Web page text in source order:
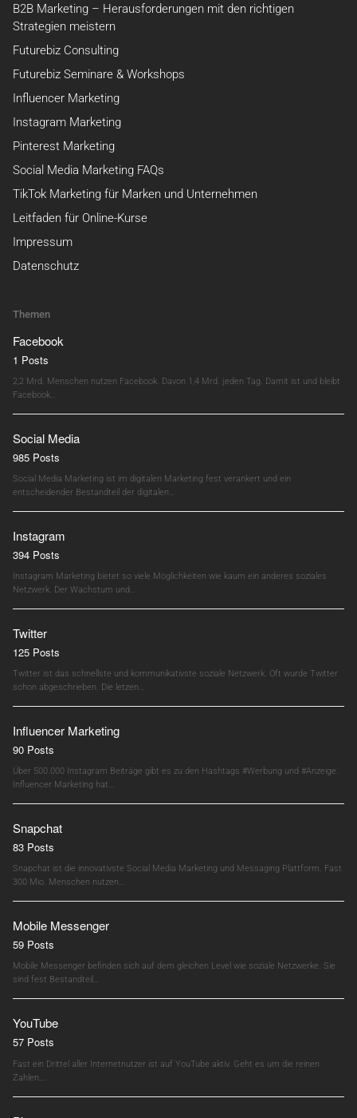
B2B Marketing – Herausforderungen mit den richtigen
Strategien meistern
Futurebiz Consulting
Futurebiz Seminare & Workshops
Influencer Marketing
Instagram Marketing
Pinterest Marketing
Social Media Marketing FAQs
TikTok Marketing für Marken und Unternehmen
Leitfaden für Online-Kurse
Impressum
Datenschutz
Themen
Facebook
1 Posts
2,2 Mrd. Menschen nutzen Facebook. Davon 1,4 Mrd. jeden Tag. Damit ist und bleibt
Facebook…
Social Media
985 Posts
Social Media Marketing ist im digitalen Marketing fest verankert und ein
entscheidender Bestandteil der digitalen…
Instagram
394 Posts
Instagram Marketing bietet so viele Möglichkeiten wie kaum ein anderes soziales
Netzwerk. Der Wachstum und…
Twitter
125 Posts
Twitter ist das schnellste und kommunikativste soziale Netzwerk. Oft wurde Twitter
schon abgeschrieben. Die letzen…
Influencer Marketing
90 Posts
Über 500.000 Instagram Beiträge gibt es zu den Hashtags #Werbung und #Anzeige.
Influencer Marketing hat…
Snapchat
83 Posts
Snapchat ist die innovativste Social Media Marketing und Messaging Plattform. Fast
300 Mio. Menschen nutzen…
Mobile Messenger
59 Posts
Mobile Messenger befinden sich auf dem gleichen Level wie soziale Netzwerke. Sie
sind fest Bestandteil…
YouTube
57 Posts
Fast ein Drittel aller Internetnutzer ist auf YouTube aktiv. Geht es um die reinen
Zahlen,…